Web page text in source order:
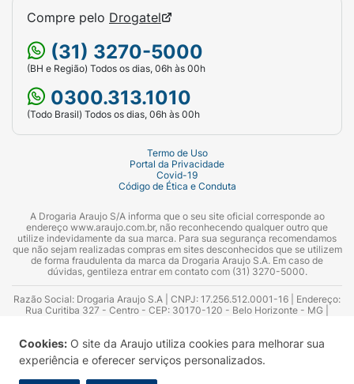
Cookies: O site da Araujo utiliza cookies para melhorar sua
experiência e oferecer serviços personalizados.
Compre pelo Drogatel
(31) 3270-5000
(BH e Região) Todos os dias, 06h às 00h
0300.313.1010
(Todo Brasil) Todos os dias, 06h às 00h
Termo de Uso
Portal da Privacidade
Covid-19
Código de Ética e Conduta
A Drogaria Araujo S/A informa que o seu site oficial corresponde ao
endereço www.araujo.com.br, não reconhecendo qualquer outro que
utilize indevidamente da sua marca. Para sua segurança recomendamos
que não sejam realizadas compras em sites desconhecidos que se utilizem
de forma fraudulenta da marca da Drogaria Araujo S.A. Em caso de
dúvidas, gentileza entrar em contato com (31) 3270-5000.
Razão Social: Drogaria Araujo S.A | CNPJ: 17.256.512.0001-16 | Endereço:
Rua Curitiba 327 - Centro - CEP: 30170-120 - Belo Horizonte - MG |
Azevedo Guimarães – CRF 10.965 | Yasmin Silva Alvarenga – CRF 52.584 -
Consultor substituto: Thiago Aguiar Pinheiro - CRF Nº 13.748. Alvará
Sanitário: 2025020713 | Autorização de Funcionamento da Empresa (AFE):